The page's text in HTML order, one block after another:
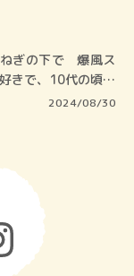
ぎの下で 爆風ス
きで、10代の頃、
2024/08/30